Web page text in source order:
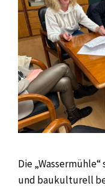
Die
und baukulturell